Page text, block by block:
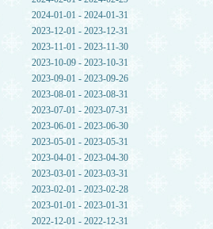
2024-01-01 - 2024-01-31
2023-12-01 - 2023-12-31
2023-11-01 - 2023-11-30
2023-10-09 - 2023-10-31
2023-09-01 - 2023-09-26
2023-08-01 - 2023-08-31
2023-07-01 - 2023-07-31
2023-06-01 - 2023-06-30
2023-05-01 - 2023-05-31
2023-04-01 - 2023-04-30
2023-03-01 - 2023-03-31
2023-02-01 - 2023-02-28
2023-01-01 - 2023-01-31
2022-12-01 - 2022-12-31